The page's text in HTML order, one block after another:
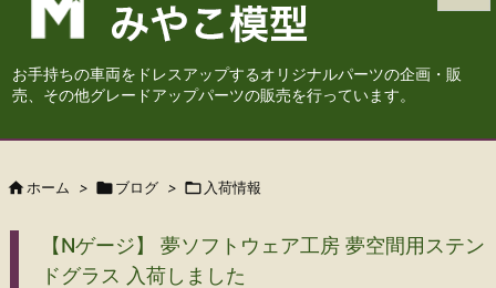
お手持ちの車両をドレスアップするオリジナルパーツの企画・販
売、その他グレードアップパーツの販売を行っています。



 ホーム > ブログ >  入荷情報
【Nゲージ】 夢ソフトウェア工房 夢空間用ステン
ドグラス 入荷しました